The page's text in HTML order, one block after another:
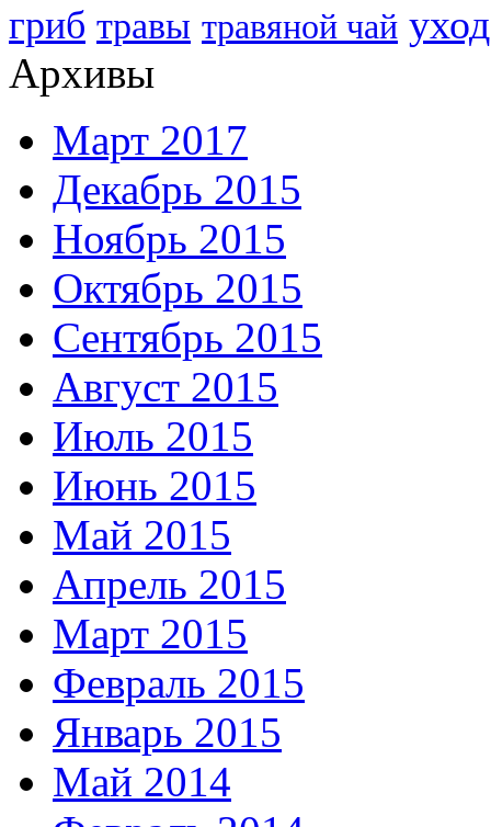
гриб травы травяной чай уход
Архивы
Март 2017
Декабрь 2015
Ноябрь 2015
Октябрь 2015
Сентябрь 2015
Август 2015
Июль 2015
Июнь 2015
Май 2015
Апрель 2015
Март 2015
Февраль 2015
Январь 2015
Май 2014